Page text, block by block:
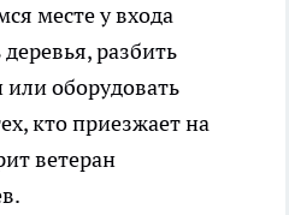
месте у входа
разбить
оборудовать
кто приезжает на
ветеран